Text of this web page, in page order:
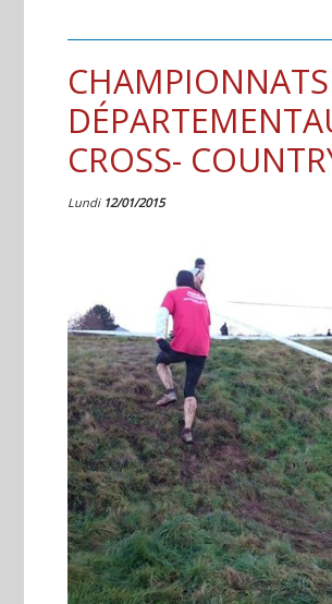
CHAMPIONNATS
CROSS-
Lundi 12/01/2015